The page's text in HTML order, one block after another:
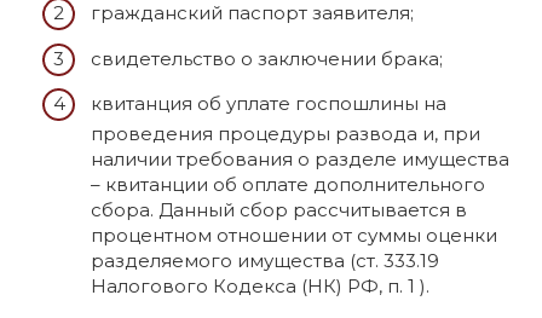
гражданский паспорт заявителя;
свидетельство о заключении брака;
квитанция об уплате госпошлины на
проведения процедуры развода и, при
наличии требования о разделе имущества
– квитанции об оплате дополнительного
сбора. Данный сбор рассчитывается в
процентном отношении от суммы оценки
разделяемого имущества (ст. 333.19
Налогового Кодекса (НК) РФ, п. 1 ).